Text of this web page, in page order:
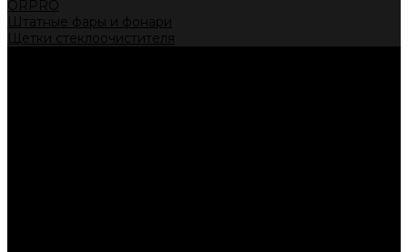
ORPRO
Штатные фары и фонари
Щетки стеклоочистителя